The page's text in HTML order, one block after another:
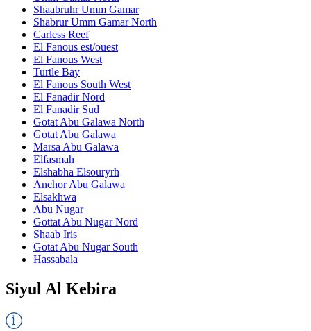
Shaabruhr Umm Gamar
Shabrur Umm Gamar North
Carless Reef
El Fanous est/ouest
El Fanous West
Turtle Bay
El Fanous South West
El Fanadir Nord
El Fanadir Sud
Gotat Abu Galawa North
Gotat Abu Galawa
Marsa Abu Galawa
Elfasmah
Elshabha Elsouryrh
Anchor Abu Galawa
Elsakhwa
Abu Nugar
Gottat Abu Nugar Nord
Shaab Iris
Gotat Abu Nugar South
Hassabala
Siyul Al Kebira